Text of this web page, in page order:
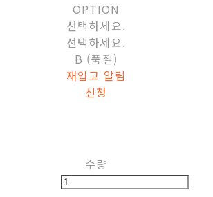
OPTION
선택하세요.
선택하세요.
B (품절)
재입고 알림
신청
수량